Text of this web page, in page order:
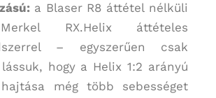
a Blaser R8 áttétel nélküli
RX.Helix áttételes
– egyszerűen csak
hogy a Helix 1:2 arányú
még több sebességet